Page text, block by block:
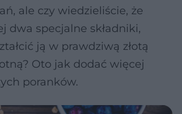
ale czy wiedzieliście, że
dwa specjalne składniki,
ją w prawdziwą złotą
Oto jak dodać więcej
poranków.